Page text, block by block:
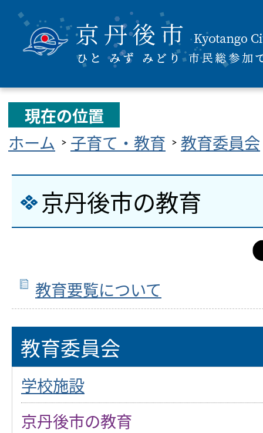
現在の位置
ホーム
子育て・教育 教育委員会
京丹後市の教育
教育要覧について
教育委員会
学校施設
京丹後市の教育